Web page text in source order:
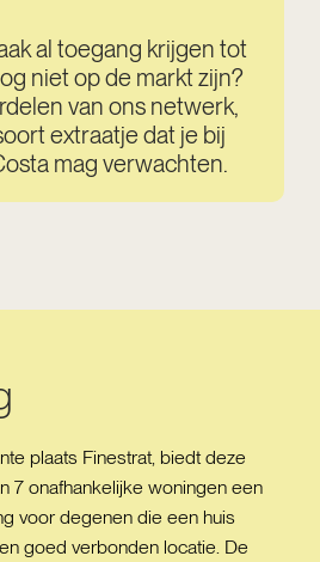
al toegang krijgen tot
niet op de markt zijn?
van ons netwerk,
extraatje dat je bij
mag verwachten.
plaats Finestrat, biedt deze
7 onafhankelijke woningen een
voor degenen die een huis
goed verbonden locatie. De